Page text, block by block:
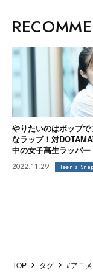
やりたいのはポップ
なラップ！対
中の女子高生ラッパー
2022.11.29 Teen's
TOP タグ #アニメ